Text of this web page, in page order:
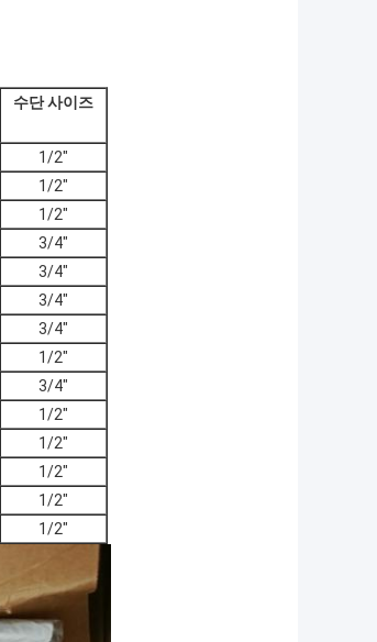
수단 사이즈
1/2"
1/2"
1/2"
3/4"
3/4"
3/4"
3/4"
1/2"
3/4"
1/2"
1/2"
1/2"
1/2"
1/2"